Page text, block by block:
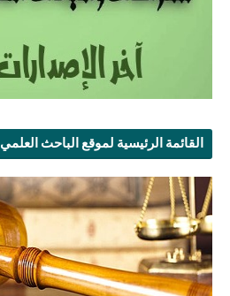
القائمة الرئيسية لموقع الباحث العلمي